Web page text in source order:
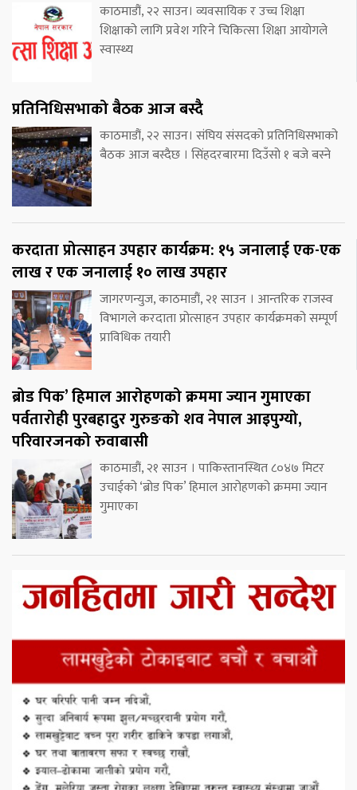
काठमाडौं, २२ साउन। व्यवसायिक र उच्च शिक्षा
शिक्षाको लागि प्रवेश गरिने चिकित्सा शिक्षा आयोगले
स्वास्थ्य
प्रतिनिधिसभाको बैठक आज बस्दै
काठमाडौं, २२ साउन। संघिय संसदको प्रतिनिधिसभाको
बैठक आज बस्दैछ । सिंहदरबारमा दिउँसो १ बजे बस्ने
करदाता प्रोत्साहन उपहार कार्यक्रम: १५ जनालाई एक-एक
लाख र एक जनालाई १० लाख उपहार
जागरणन्युज, काठमाडौं, २१ साउन । आन्तरिक राजस्व
विभागले करदाता प्रोत्साहन उपहार कार्यक्रमको सम्पूर्ण
प्राविधिक तयारी
ब्रोड पिक’ हिमाल आरोहणको क्रममा ज्यान गुमाएका
पर्वतारोही पुरबहादुर गुरुङको शव नेपाल आइपुग्यो,
परिवारजनको रुवाबासी
काठमाडौं, २१ साउन । पाकिस्तानस्थित ८०४७ मिटर
उचाईको ‘ब्रोड पिक’ हिमाल आरोहणको क्रममा ज्यान
गुमाएका